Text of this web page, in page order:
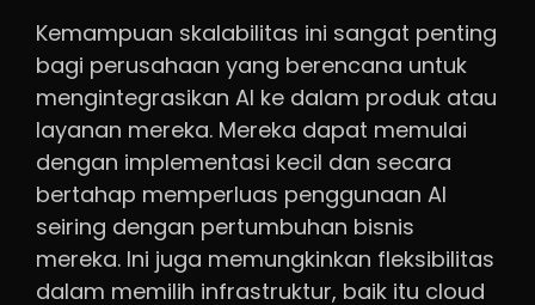
Kemampuan skalabilitas ini sangat penting
bagi perusahaan yang berencana untuk
mengintegrasikan AI ke dalam produk atau
layanan mereka. Mereka dapat memulai
dengan implementasi kecil dan secara
bertahap memperluas penggunaan AI
seiring dengan pertumbuhan bisnis
mereka. Ini juga memungkinkan fleksibilitas
dalam memilih infrastruktur, baik itu cloud